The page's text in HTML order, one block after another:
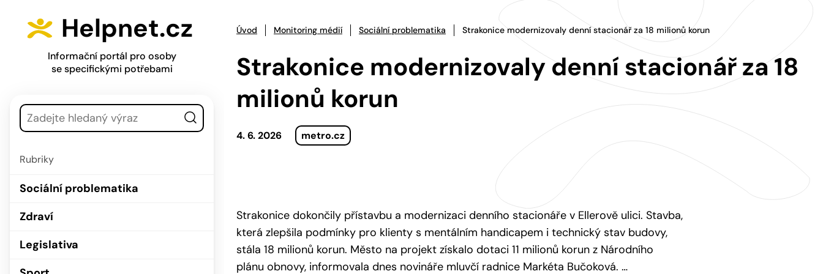
Helpnet.cz
Informační portál pro osoby
se specifickými potřebami
Rubriky
Sociální problematika
Zdraví
Legislativa
Úvod Monitoring médií Sociální problematika Strakonice modernizovaly denní stacionář za 18 milionů korun
Strakonice modernizovaly denní stacionář za 18
milionů korun
4. 6. 2026 metro.cz
Strakonice dokončily přístavbu a modernizaci denního stacionáře v Ellerově ulici. Stavba,
která zlepšila podmínky pro klienty s mentálním handicapem i technický stav budovy,
stála 18 milionů korun. Město na projekt získalo dotaci 11 milionů korun z Národního
plánu obnovy, informovala dnes novináře mluvčí radnice Markéta Bučoková. …